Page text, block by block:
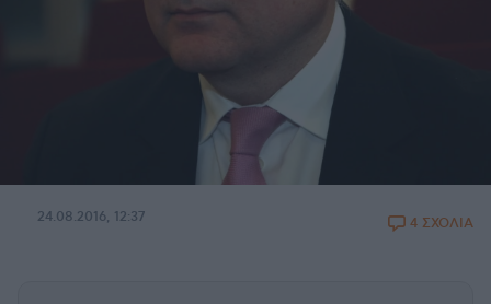
24.08.2016, 12:37 4 ΣΧΟΛΙΑ